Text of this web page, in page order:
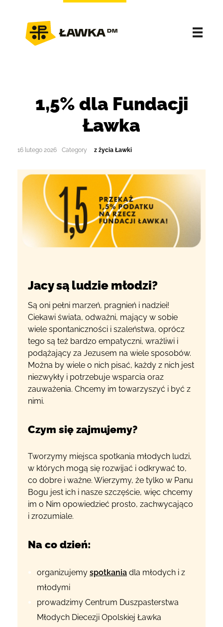
1,5% dla Fundacji
Ławka
16 lutego 2026 z życia Ławki
Jacy są ludzie młodzi?
Są oni pełni marzeń, pragnień i nadziei!
Ciekawi świata, odważni, mający w sobie
wiele spontaniczności i szaleństwa, oprócz
tego są też bardzo empatyczni, wrażliwi i
podążający za Jezusem na wiele sposobów.
Można by wiele o nich pisać, każdy z nich jest
niezwykły i potrzebuje wsparcia oraz
zauważenia. Chcemy im towarzyszyć i być z
nimi.
Czym się zajmujemy?
Tworzymy miejsca spotkania młodych ludzi,
w których mogą się rozwijać i odkrywać to,
co dobre i ważne. Wierzymy, że tylko w Panu
Bogu jest ich i nasze szczęście, więc chcemy
im o Nim opowiedzieć prosto, zachwycająco
i zrozumiale.
Na co dzień:
organizujemy spotkaniadla młodych i z
młodymi
prowadzimy Centrum Duszpasterstwa
Młodych Diecezji Opolskiej Ławka